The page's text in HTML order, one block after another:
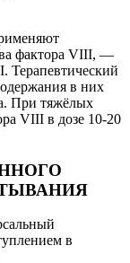
фактора VIII, —
Терапевтический
в них
При тяжёлых
VIII в дозе 10-20
в